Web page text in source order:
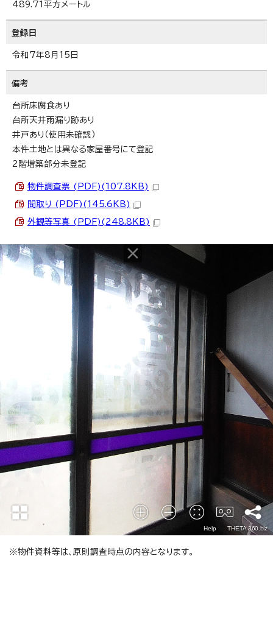
489.71平方メートル
登録日
令和7年8月15日
備考
台所床腐食あり
台所天井雨漏り跡あり
井戸あり（使用未確認）
本件土地とは異なる家屋番号にて登記
2階増築部分未登記
物件調査票 (PDF)(107.8KB)
間取り (PDF)(145.6KB)
外観等写真 (PDF)(248.8KB)
※物件資料等は、原則調査時点の内容となります。